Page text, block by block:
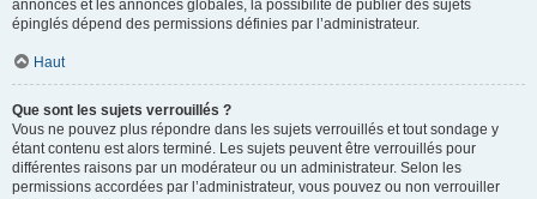
annonces et les annonces globales, la possibilité de publier des sujets
épinglés dépend des permissions définies par l’administrateur.
Haut
Que sont les sujets verrouillés ?
Vous ne pouvez plus répondre dans les sujets verrouillés et tout sondage y
étant contenu est alors terminé. Les sujets peuvent être verrouillés pour
différentes raisons par un modérateur ou un administrateur. Selon les
permissions accordées par l’administrateur, vous pouvez ou non verrouiller